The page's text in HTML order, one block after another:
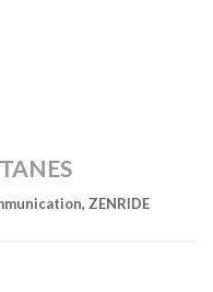
ZENRIDE